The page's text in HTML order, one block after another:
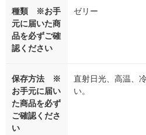
種類 ※お手
元に届いた商
品を必ずご確
認ください
ゼリー
保存方法 ※
お手元に届い
た商品を必ず
ご確認くださ
い
直射日光、高温、
い。